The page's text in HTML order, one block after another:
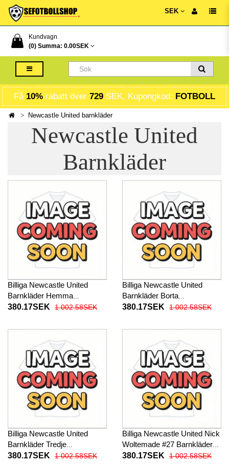
SEK
Kundvagn
(0) Summa: 0.00SEK
Få 10% rabatt över 729 SEK, Kupongkod: FOTBOLL
Newcastle United barnkläder
Newcastle United
Barnkläder
Billiga Newcastle United
Barnkläder Hemma
fotbollskläder till baby 2026-
380.17SEK 1 002.58SEK
Billiga Newcastle United
Barnkläder Borta
fotbollskläder till baby 2026-
380.17SEK 1 002.58SEK
Billiga Newcastle United
Barnkläder Tredje
fotbollskläder till baby 2026-
380.17SEK 1 002.58SEK
Billiga Newcastle United Nick
Woltemade #27 Barnkläder
Hemma fotbollskläder till
380.17SEK 1 002.58SEK